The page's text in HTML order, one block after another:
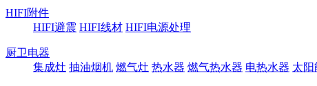
HIFI附件
HIFI避震 HIFI线材 HIFI电源处理
厨卫电器
集成灶 抽油烟机 燃气灶 热水器 燃气热水器 电热水器 太阳